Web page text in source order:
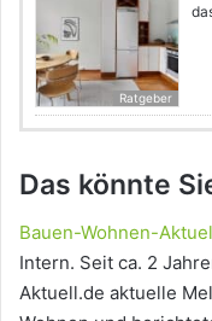
Ratgeber
Das könnte
Bauen-Wohnen-
Intern. Seit ca. 2
Aktuell.de aktuelle